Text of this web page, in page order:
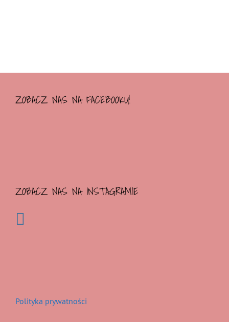
ZOBACZ NAS NA FACEBOOKU!
ZOBACZ NAS NA INSTAGRAMIE
Polityka prywatności